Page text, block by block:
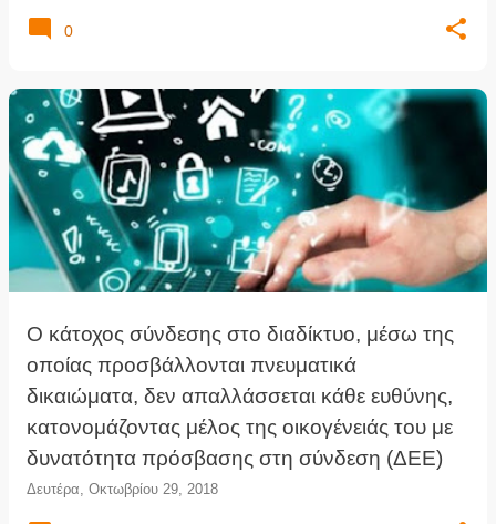
0
Ο κάτοχος σύνδεσης στο διαδίκτυο, μέσω της
οποίας προσβάλλονται πνευματικά
δικαιώματα, δεν απαλλάσσεται κάθε ευθύνης,
κατονομάζοντας μέλος της οικογένειάς του με
δυνατότητα πρόσβασης στη σύνδεση (ΔΕΕ)
Δευτέρα, Οκτωβρίου 29, 2018